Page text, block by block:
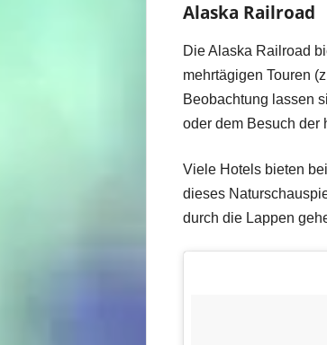
Alaska Railroad
Die Alaska Railroad
mehrtägigen Touren
Beobachtung lassen
oder dem Besuch der
Viele Hotels bieten
dieses
durch die Lappen